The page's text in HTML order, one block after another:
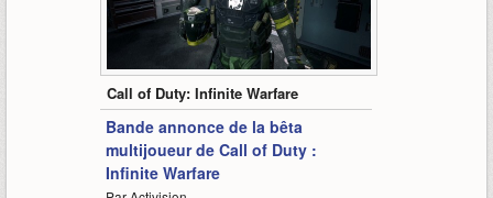
0:58
Call of Duty: Infinite Warfare
Bande annonce de la bêta
multijoueur de Call of Duty :
Infinite Warfare